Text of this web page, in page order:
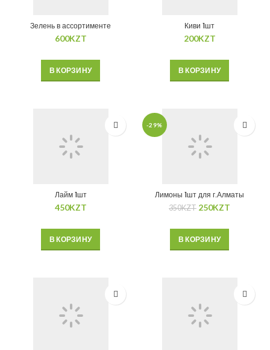
Зелень в ассортименте
600KZT
В КОРЗИНУ
Киви 1шт
200KZT
В КОРЗИНУ
Лайм 1шт
450KZT
В КОРЗИНУ
-29%
Лимоны 1шт для г.Алматы
350KZT 250KZT
В КОРЗИНУ